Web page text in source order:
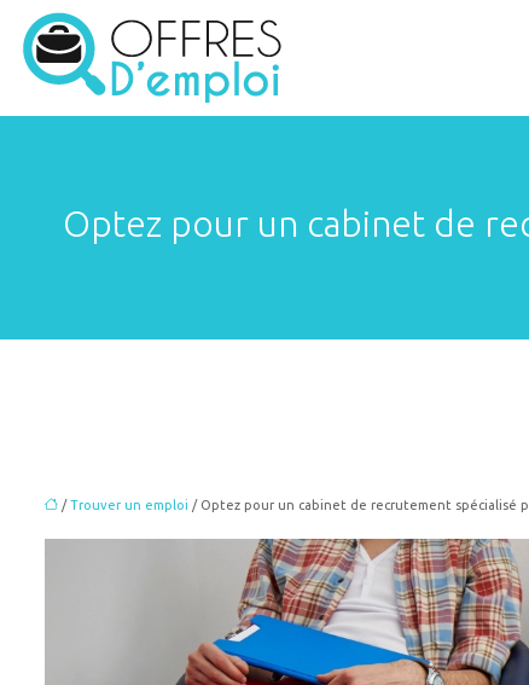
Optez pour un cabinet de
/Trouver un emploi / Optez pour un cabinet de recrutement spécialisé